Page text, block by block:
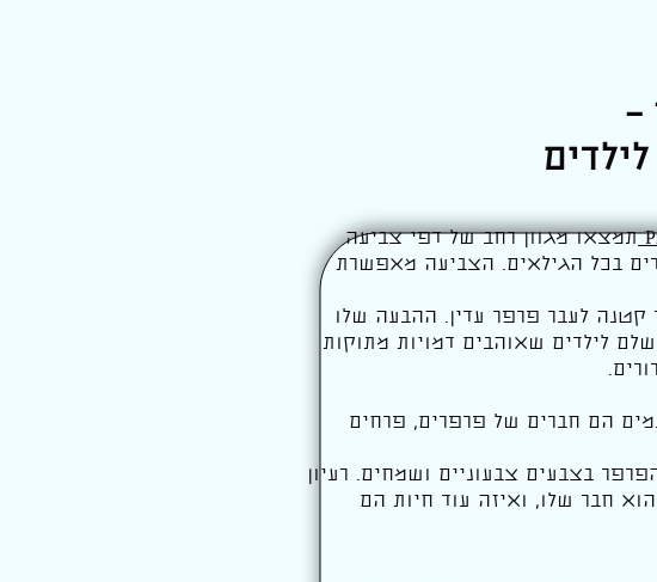
–
תמצאו מגוון רחב של דפי צביעה
בכל הגילאים. הצביעה מאפשרת
קטנה לעבר פרפר עדין. ההבעה שלו
לילדים שאוהבים דמויות מתוקות
הם חברים של פרפרים, פרחים
בצבעים צבעוניים ושמחים. רעיון
חבר שלו, ואיזה עוד חיות הם